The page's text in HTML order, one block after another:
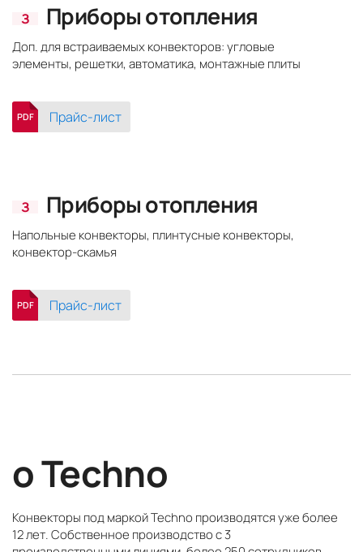
З Приборы отопления
Доп. для встраиваемых конвекторов: угловые
элементы, решетки, автоматика, монтажные плиты
PDF Прайс-лист
З Приборы отопления
Напольные конвекторы, плинтусные конвекторы,
конвектор-скамья
PDF Прайс-лист
о Techno
Конвекторы под маркой Techno производятся уже более
12 лет. Собственное производство с 3